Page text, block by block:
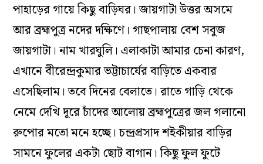
পাহাড়ের গায়ে কিছু বাড়িঘর। জায়গাটা উত্তর অসমে
আর ব্রহ্মপুত্র নদের দক্ষিণে। গাছপালায় বেশ সবুজ
জায়গাটা। নাম খারঘুলি। এলাকাটা আমার চেনা কারণ,
এখানে বীরেন্দ্রকুমার ভট্টাচার্যের বাড়িতে একবার
এসেছিলাম। তবে দিনের বেলাতে। রাতে গাড়ি থেকে
নেমে দেখি দূরে চাঁদের আলোয় ব্রহ্মপুত্রের জল গলানো
রুপোর মতো মনে হচ্ছে। চন্দ্রপ্রসাদ শইকীয়ার বাড়ির
সামনে ফুলের একটা ছোট বাগান। কিছু ফুল ফুটে